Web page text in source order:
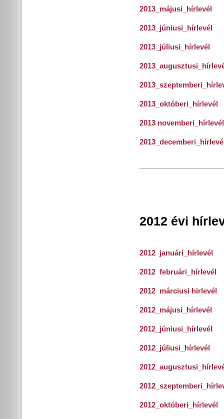
2013_májusi_hírlevél
2013_júniusi_hírlevél
2013_júliusi_hírlevél
2013_októberi_hírlevél
2013 novemberi_hírlevél
2012 évi
2012 januári_hírlevél
2012 februári_hírlevél
2012 márciusi hirlevél
2012_májusi_hírlevél
2012_júniusi_hírlevél
2012_júliusi_hírlevél
2012_októberi_hírlevél